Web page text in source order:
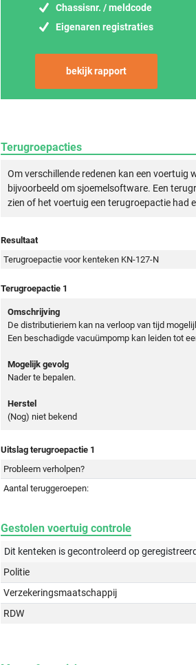
Chassisnr. / meldcode
Eigenaren registraties
bekijk rapport
Terugroepacties
Om verschillende redenen kan een
bijvoorbeeld om sjoemelsoftware. Een
zien of het voertuig een terugroepactie had
Resultaat
Terugroepactie voor kenteken KN-127-N
Terugroepactie 1
Omschrijving
De distributieriem kan na verloop van tijd
Een beschadigde vacuümpomp kan leiden tot
Mogelijk gevolg
Nader te bepalen.
Herstel
(Nog) niet bekend
Uitslag terugroepactie 1
Probleem verholpen?
Aantal teruggeroepen:
Gestolen voertuig controle
Dit kenteken is gecontroleerd op
Politie
Verzekeringsmaatschappij
RDW